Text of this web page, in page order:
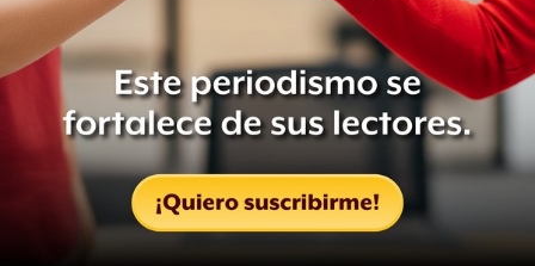
Para el trabajo, que acompañan organizaciones como
Fundenl, Curul 43 Nuevo León, Amedi Capitulo Nuevo
León y Alianza Cívica, se revisarán tres fuentes de
información: la que tienen que entregar por obligación a
los órganos electorales, la que tienen pública en sus
perfiles, y la información que ya se haya documentado en
medios que se pueda comprobar.